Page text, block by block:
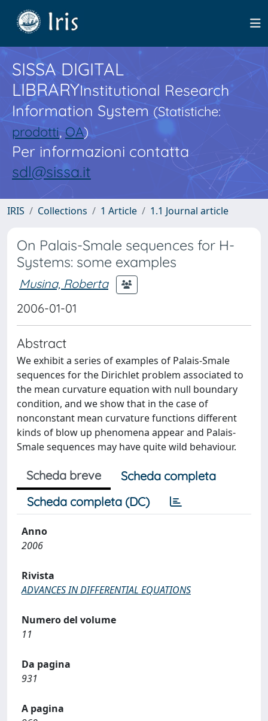
SISSA DIGITAL
LIBRARYInstitutional Research
Information System(Statistiche:
prodotti,OA)
Per informazioni contatta
sdl@sissa.it
IRIS Collections 1 Article 1.1 Journal article
On Palais-Smale sequences for H-
Systems: some examples
Musina, Roberta
2006-01-01
Abstract
We exhibit a series of examples of Palais-Smale
sequences for the Dirichlet problem associated to
the mean curvature equation with null boundary
condition, and we show that in the case of
nonconstant mean curvature functions different
kinds of blow up phenomena appear and Palais-
Smale sequences may have quite wild behaviour.
Scheda breve
Scheda completa
Scheda completa (DC)
Anno
2006
Rivista
ADVANCES IN DIFFERENTIAL EQUATIONS
Numero del volume
11
Da pagina
931
A pagina